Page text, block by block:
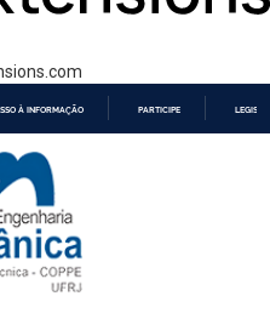
PARA
CONTEÚDO
À INFORMAÇÃO PARTICIPE